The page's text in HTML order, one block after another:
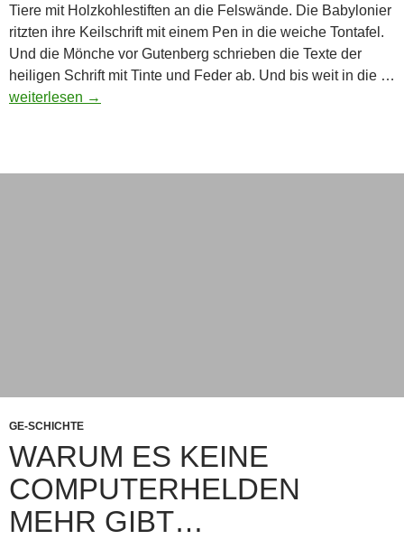
Tiere mit Holzkohlestiften an die Felswände. Die Babylonier
ritzten ihre Keilschrift mit einem Pen in die weiche Tontafel.
Und die Mönche vor Gutenberg schrieben die Texte der
heiligen Schrift mit Tinte und Feder ab. Und bis weit in die …
Kleine
weiterlesen →
GE-SCHICHTE
WARUM ES KEINE
COMPUTERHELDEN
MEHR GIBT…